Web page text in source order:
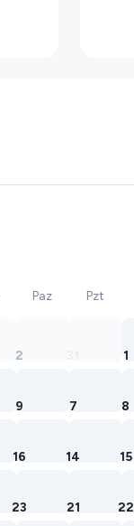
Paz
2
9
16
23
Pzt
1
7 8
14 15
21 22